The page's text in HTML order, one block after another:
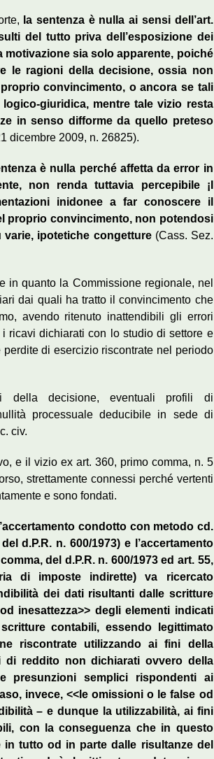
la sentenza è nulla ai sensi dell’art.
del tutto priva dell’esposizione dei
sia solo apparente, poiché
le ragioni della decisione, ossia non
convincimento, o ancora se tali
giuridica, mentre tale vizio resta
in senso difforme da quello preteso
dicembre 2009, n. 26825).
è nulla perché affetta da error in
non renda tuttavia percepibile ¡I
inidonee a far conoscere il
proprio convincimento, non potendosi
varie, ipotetiche congetture(Cass. Sez.
in quanto la Commissione regionale, nel
dai quali ha tratto il convincimento che
avendo ritenuto inattendibili gli errori
ricavi dichiarati con lo studio di settore e
di esercizio riscontrate nel periodo
della decisione, eventuali profili di
processuale deducibile in sede di
civ.
e il vizio ex art. 360, primo comma, n. 5
strettamente connessi perché vertenti
e sono fondati.
condotto con metodo cd.
d.P.R. n. 600/1973) e l’accertamento
del d.P.R. n. 600/1973 ed art. 55,
di imposte indirette) va ricercato
dei dati risultanti dalle scritture
inesattezza>> degli elementi indicati
contabili, essendo legittimato
riscontrate utilizzando ai fini della
di reddito non dichiarati ovvero della
presunzioni semplici rispondenti ai
invece, <<le omissioni o le false od
– e dunque la utilizzabilità, ai fini
con la conseguenza che in questo
in tutto od in parte dalle risultanze del